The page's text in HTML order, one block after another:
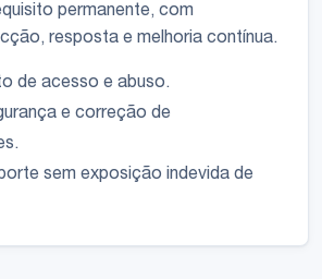
permanente, com
resposta e melhoria contínua.
de acesso e abuso.
e correção de
sem exposição indevida de